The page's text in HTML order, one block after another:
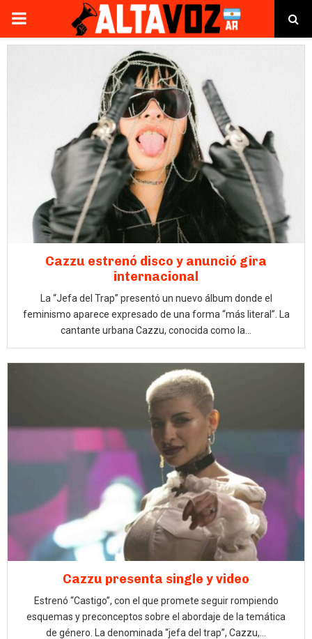
PRIMARY
Cazzu estrenó disco y anunció gira
internacional
La “Jefa del Trap” presentó un nuevo álbum donde el
feminismo aparece expresado de una forma “más literal”. La
cantante urbana Cazzu, conocida como la...
Cazzu presenta single y video
Estrenó “Castigo”, con el que promete seguir rompiendo
esquemas y preconceptos sobre el abordaje de la temática
de género. La denominada “jefa del trap”, Cazzu,...